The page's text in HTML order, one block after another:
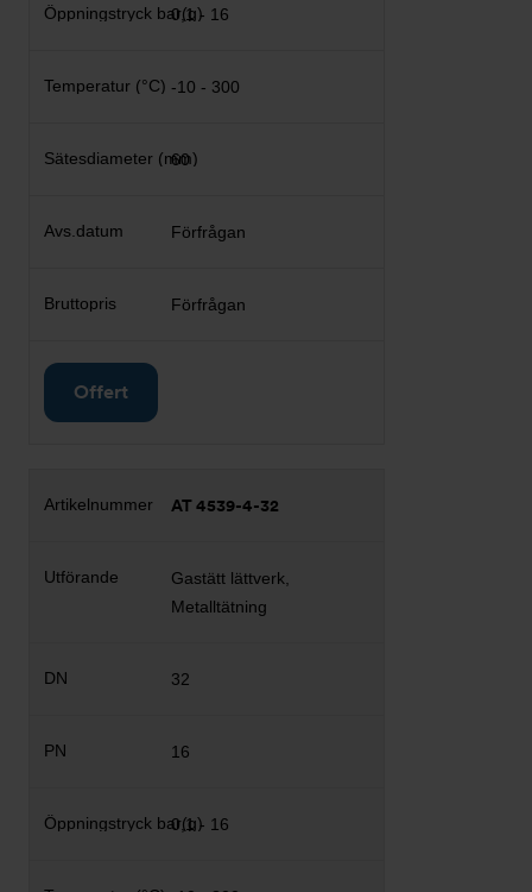
0,1 - 16
-10 - 300
60
Förfrågan
Förfrågan
Offert
AT 4539-4-32
Gastätt lättverk,
Metalltätning
32
16
0,1 - 16